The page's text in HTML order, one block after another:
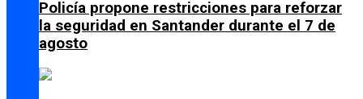
Policía propone restricciones para reforzar
la seguridad en Santander durante el 7 de
agosto